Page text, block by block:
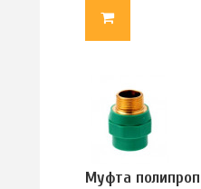
Муфта